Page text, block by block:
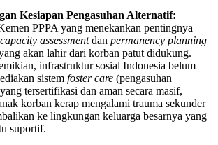
Kesiapan Pengasuhan Alternatif:
PPPA yang menekankan pentingnya
assessmentdan permanency planning
akan lahir dari korban patut didukung.
infrastruktur sosial Indonesia belum
sistem foster care (pengasuhan
tersertifikasi dan aman secara masif,
korban kerap mengalami trauma sekunder
ke lingkungan keluarga besarnya yang
suportif.